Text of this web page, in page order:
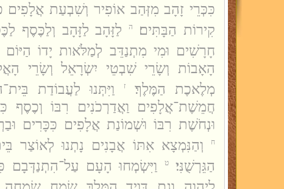
כִּכְּרֵי זָהָב מִזְּהַב אוֹפִיר וְשִׁבְעַת אֲלָפִים
קִירוֹת הַבָּתִּים׃
ה
לַזָּהָב לַזָּהָב וְלַכֶּסֶף
חָרָשִׁים וּמִי מִתְנַדֵּב לְמַלֹּאות יָדוֹ הַיּוֹם
הָאָבוֹת וְשָׂרֵי שִׁבְטֵי יִשְׂרָאֵל וְשָׂרֵי
מְלֶאכֶת הַמֶּלֶךְ׃
ז
וַיִּתְּנוּ לַעֲבוֹדַת
חֲמֵשֶׁת־אֲלָפִים וַאֲדַרְכֹנִים רִבּוֹ וְכֶסֶף
וּנְחֹשֶׁת רִבּוֹ וּשְׁמוֹנַת אֲלָפִים כִּכָּרִים
ח
וְהַנִּמְצָא אִתּוֹ אֲבָנִים נָתְנוּ לְאוֹצַר
הַגֵּרְשֻׁנִּי׃
ט
וַיִּשְׂמְחוּ הָעָם עַל־הִתְנַדְּבָם